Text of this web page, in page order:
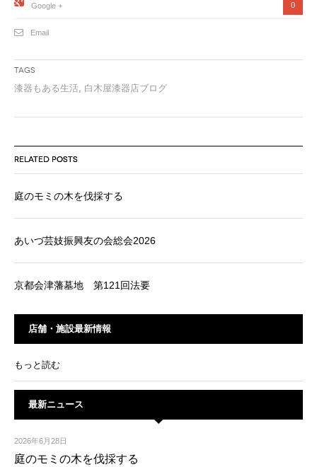
Google + 0
Email
Tags
漆器もある生活, 白木屋漆器店ブログ
RELATED POSTS
庭のモミの木を伐採する
あいづ芸妓振興友の会総会2026
京都会津藩墓地 第121回法要
店舗・施設最新情報
もっと読む
最新ニュース
2026年6月28日
庭のモミの木を伐採する